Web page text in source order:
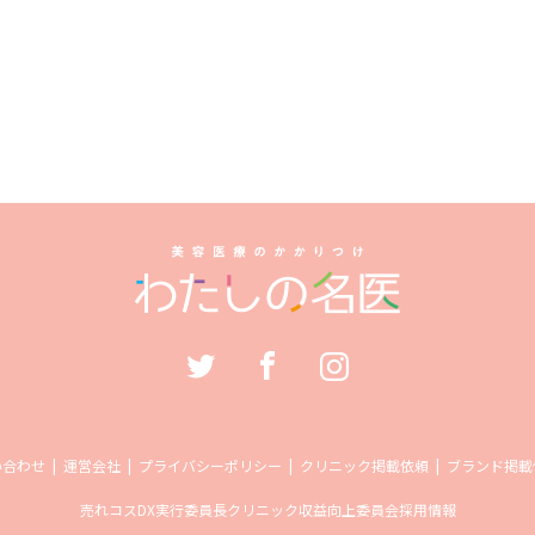
わせ 運営会社 プライバシーポリシー クリニック掲載依頼 ブランド掲
売れコスDX実行委員長クリニック収益向上委員会採用情報